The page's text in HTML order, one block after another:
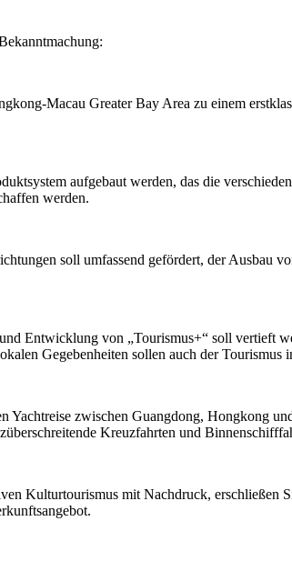
Macau Greater Bay Area zu einem
aufgebaut werden, das die
werden.
soll umfassend gefördert, der Ausbau
Entwicklung von „Tourismus+“ soll vertieft
Gegebenheiten sollen auch der
Yachtreise zwischen Guangdong, Hongkong
Kreuzfahrten und
Kulturtourismus mit Nachdruck, erschließen